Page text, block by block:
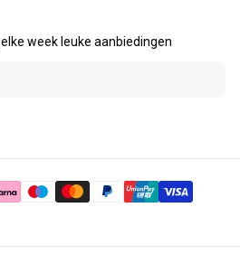
week leuke aanbiedingen